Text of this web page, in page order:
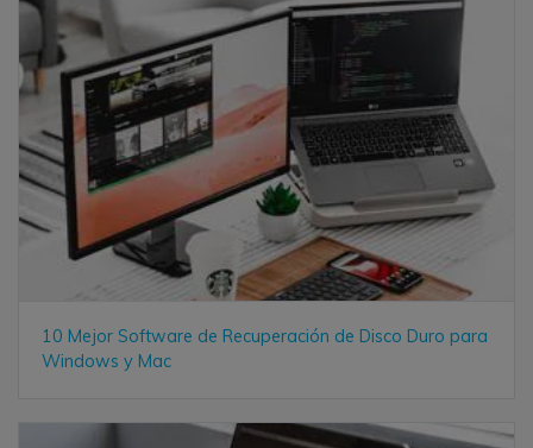
10 Mejor Software de Recuperación de Disco Duro para
Windows y Mac